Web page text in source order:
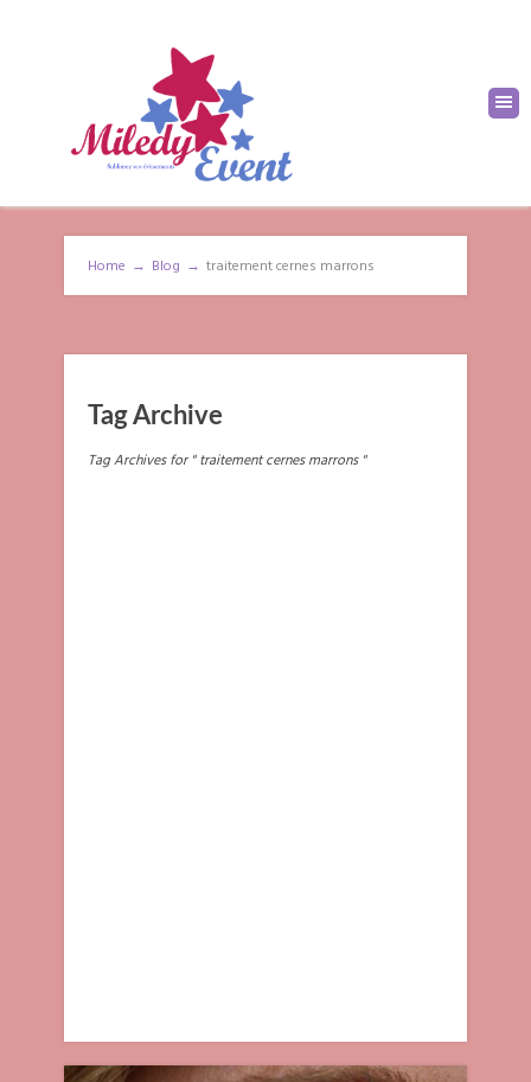
Home → Blog → traitement cernes marrons
Tag Archive
Tag Archives for " traitement cernes marrons "